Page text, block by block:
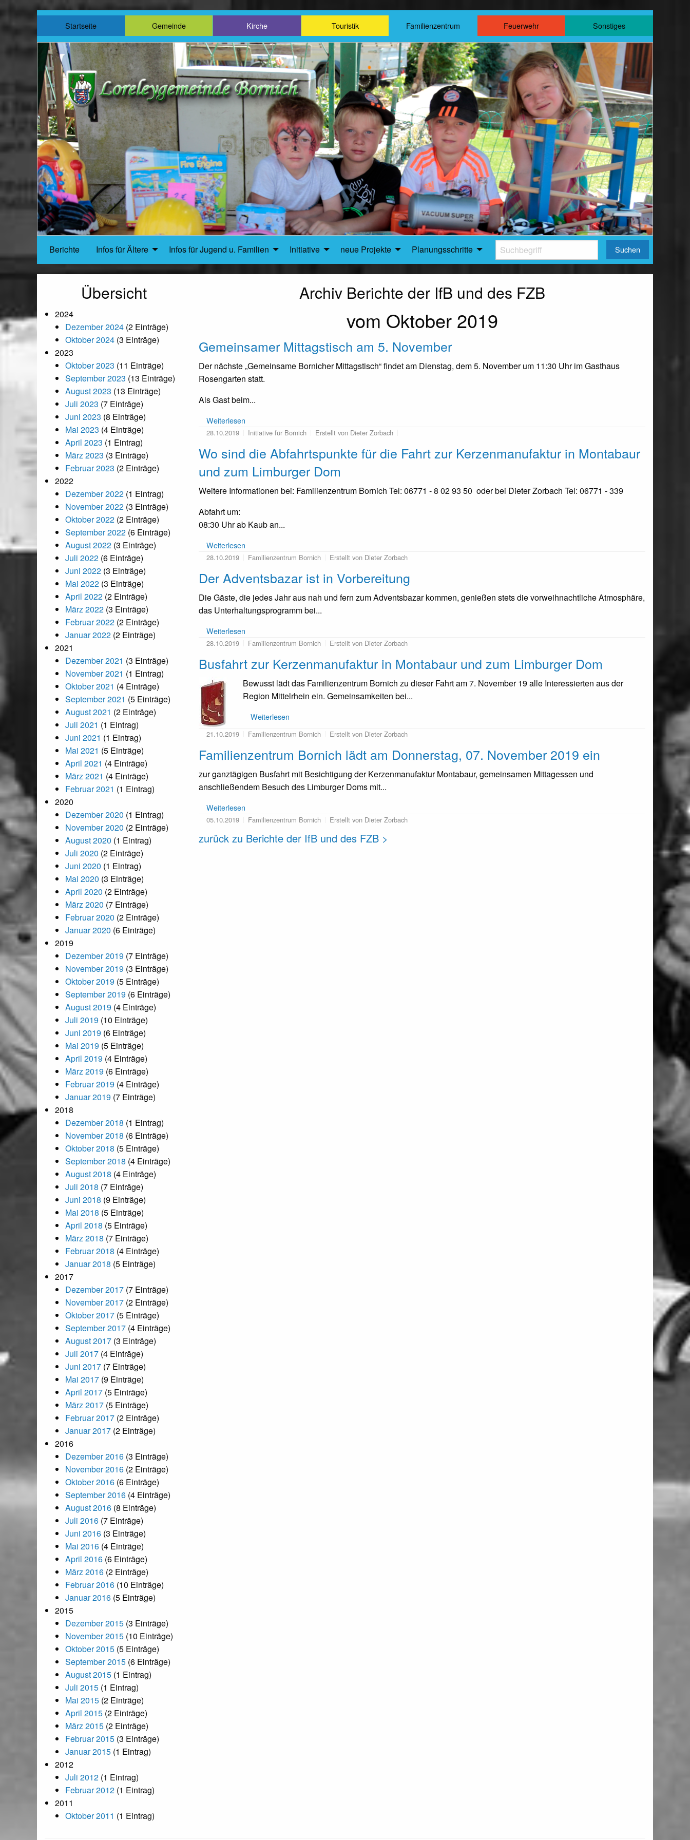
Startseite Gemeinde Kirche Touristik Familienzentrum Feuerwehr Sonstiges
Berichte Infos für Ältere Infos für Jugend u. Familien Initiative neue Projekte Planungsschritte Suchen
Übersicht
2024
Dezember 2024 (2 Einträge)
Oktober 2024 (3 Einträge)
2023
Oktober 2023 (11 Einträge)
September 2023 (13 Einträge)
August 2023 (13 Einträge)
Juli 2023 (7 Einträge)
Juni 2023 (8 Einträge)
Mai 2023 (4 Einträge)
April 2023 (1 Eintrag)
März 2023 (3 Einträge)
Februar 2023 (2 Einträge)
2022
Dezember 2022 (1 Eintrag)
November 2022 (3 Einträge)
Oktober 2022 (2 Einträge)
September 2022 (6 Einträge)
August 2022 (3 Einträge)
Juli 2022 (6 Einträge)
Juni 2022 (3 Einträge)
Mai 2022 (3 Einträge)
April 2022 (2 Einträge)
März 2022 (3 Einträge)
Februar 2022 (2 Einträge)
Januar 2022 (2 Einträge)
2021
Dezember 2021 (3 Einträge)
November 2021 (1 Eintrag)
Oktober 2021 (4 Einträge)
September 2021 (5 Einträge)
August 2021 (2 Einträge)
Juli 2021 (1 Eintrag)
Juni 2021 (1 Eintrag)
Mai 2021 (5 Einträge)
April 2021 (4 Einträge)
März 2021 (4 Einträge)
Februar 2021 (1 Eintrag)
2020
Dezember 2020 (1 Eintrag)
November 2020 (2 Einträge)
August 2020 (1 Eintrag)
Juli 2020 (2 Einträge)
Juni 2020 (1 Eintrag)
Mai 2020 (3 Einträge)
April 2020 (2 Einträge)
März 2020 (7 Einträge)
Februar 2020 (2 Einträge)
Januar 2020 (6 Einträge)
2019
Dezember 2019 (7 Einträge)
November 2019 (3 Einträge)
Oktober 2019 (5 Einträge)
September 2019 (6 Einträge)
August 2019 (4 Einträge)
Juli 2019 (10 Einträge)
Juni 2019 (6 Einträge)
Mai 2019 (5 Einträge)
April 2019 (4 Einträge)
März 2019 (6 Einträge)
Februar 2019 (4 Einträge)
Januar 2019 (7 Einträge)
2018
Dezember 2018 (1 Eintrag)
November 2018 (6 Einträge)
Oktober 2018 (5 Einträge)
September 2018 (4 Einträge)
August 2018 (4 Einträge)
Juli 2018 (7 Einträge)
Juni 2018 (9 Einträge)
Mai 2018 (5 Einträge)
April 2018 (5 Einträge)
März 2018 (7 Einträge)
Februar 2018 (4 Einträge)
Januar 2018 (5 Einträge)
2017
Dezember 2017 (7 Einträge)
November 2017 (2 Einträge)
Oktober 2017 (5 Einträge)
September 2017 (4 Einträge)
August 2017 (3 Einträge)
Juli 2017 (4 Einträge)
Juni 2017 (7 Einträge)
Mai 2017 (9 Einträge)
April 2017 (5 Einträge)
März 2017 (5 Einträge)
Februar 2017 (2 Einträge)
Januar 2017 (2 Einträge)
2016
Dezember 2016 (3 Einträge)
November 2016 (2 Einträge)
Oktober 2016 (6 Einträge)
September 2016 (4 Einträge)
August 2016 (8 Einträge)
Juli 2016 (7 Einträge)
Juni 2016 (3 Einträge)
Mai 2016 (4 Einträge)
April 2016 (6 Einträge)
März 2016 (2 Einträge)
Februar 2016 (10 Einträge)
Januar 2016 (5 Einträge)
2015
Dezember 2015 (3 Einträge)
November 2015 (10 Einträge)
Oktober 2015 (5 Einträge)
September 2015 (6 Einträge)
August 2015 (1 Eintrag)
Juli 2015 (1 Eintrag)
Mai 2015 (2 Einträge)
April 2015 (2 Einträge)
März 2015 (2 Einträge)
Februar 2015 (3 Einträge)
Januar 2015 (1 Eintrag)
2012
Juli 2012 (1 Eintrag)
Februar 2012 (1 Eintrag)
2011
Oktober 2011 (1 Eintrag)
Archiv Berichte der IfB und des FZB
vom Oktober 2019
Gemeinsamer Mittagstisch am 5. November
Der nächste „Gemeinsame Bornicher Mittagstisch“ findet am Dienstag, dem 5. November um 11:30 Uhr im Gasthaus
Rosengarten statt.
Als Gast beim...
Weiterlesen
28.10.2019 Initiative für Bornich Erstellt von Dieter Zorbach
Wo sind die Abfahrtspunkte für die Fahrt zur Kerzenmanufaktur in Montabaur
und zum Limburger Dom
Weitere Informationen bei: Familienzentrum Bornich Tel: 06771 - 8 02 93 50 oder bei Dieter Zorbach Tel: 06771 - 339
Abfahrt um:
08:30 Uhr ab Kaub an...
Weiterlesen
28.10.2019 Familienzentrum Bornich Erstellt von Dieter Zorbach
Der Adventsbazar ist in Vorbereitung
Die Gäste, die jedes Jahr aus nah und fern zum Adventsbazar kommen, genießen stets die vorweihnachtliche Atmosphäre,
das Unterhaltungsprogramm bei...
Weiterlesen
28.10.2019 Familienzentrum Bornich Erstellt von Dieter Zorbach
Busfahrt zur Kerzenmanufaktur in Montabaur und zum Limburger Dom
Bewusst lädt das Familienzentrum Bornich zu dieser Fahrt am 7. November 19 alle Interessierten aus der
Region Mittelrhein ein. Gemeinsamkeiten bei...
Weiterlesen
21.10.2019 Familienzentrum Bornich Erstellt von Dieter Zorbach
Familienzentrum Bornich lädt am Donnerstag, 07. November 2019 ein
zur ganztägigen Busfahrt mit Besichtigung der Kerzenmanufaktur Montabaur, gemeinsamen Mittagessen und
anschließendem Besuch des Limburger Doms mit...
Weiterlesen
05.10.2019 Familienzentrum Bornich Erstellt von Dieter Zorbach
zurück zu Berichte der IfB und des FZB >